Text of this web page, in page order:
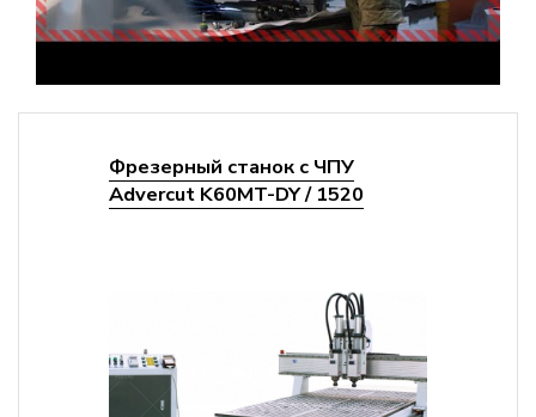
Фрезерный станок с ЧПУ
Advercut K60MT-DY / 1520